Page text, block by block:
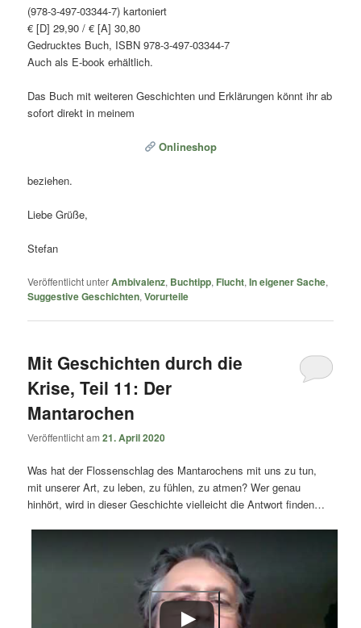
(978-3-497-03344-7) kartoniert
€ [D] 29,90 / € [A] 30,80
Gedrucktes Buch, ISBN 978-3-497-03344-7
Auch als E-book erhältlich.
Das Buch mit weiteren Geschichten und Erklärungen könnt ihr ab
sofort direkt in meinem
Onlineshop
beziehen.
Liebe Grüße,
Stefan
Veröffentlicht unterAmbivalenz, Buchtipp, Flucht,In eigener Sache,
Suggestive Geschichten,Vorurteile
Mit Geschichten durch die
Krise, Teil 11: Der
Mantarochen
Veröffentlicht am21. April 2020
Was hat der Flossenschlag des Mantarochens mit uns zu tun,
mit unserer Art, zu leben, zu fühlen, zu atmen? Wer genau
hinhört, wird in dieser Geschichte vielleicht die Antwort finden…